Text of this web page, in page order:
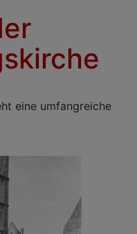
eine umfangreiche